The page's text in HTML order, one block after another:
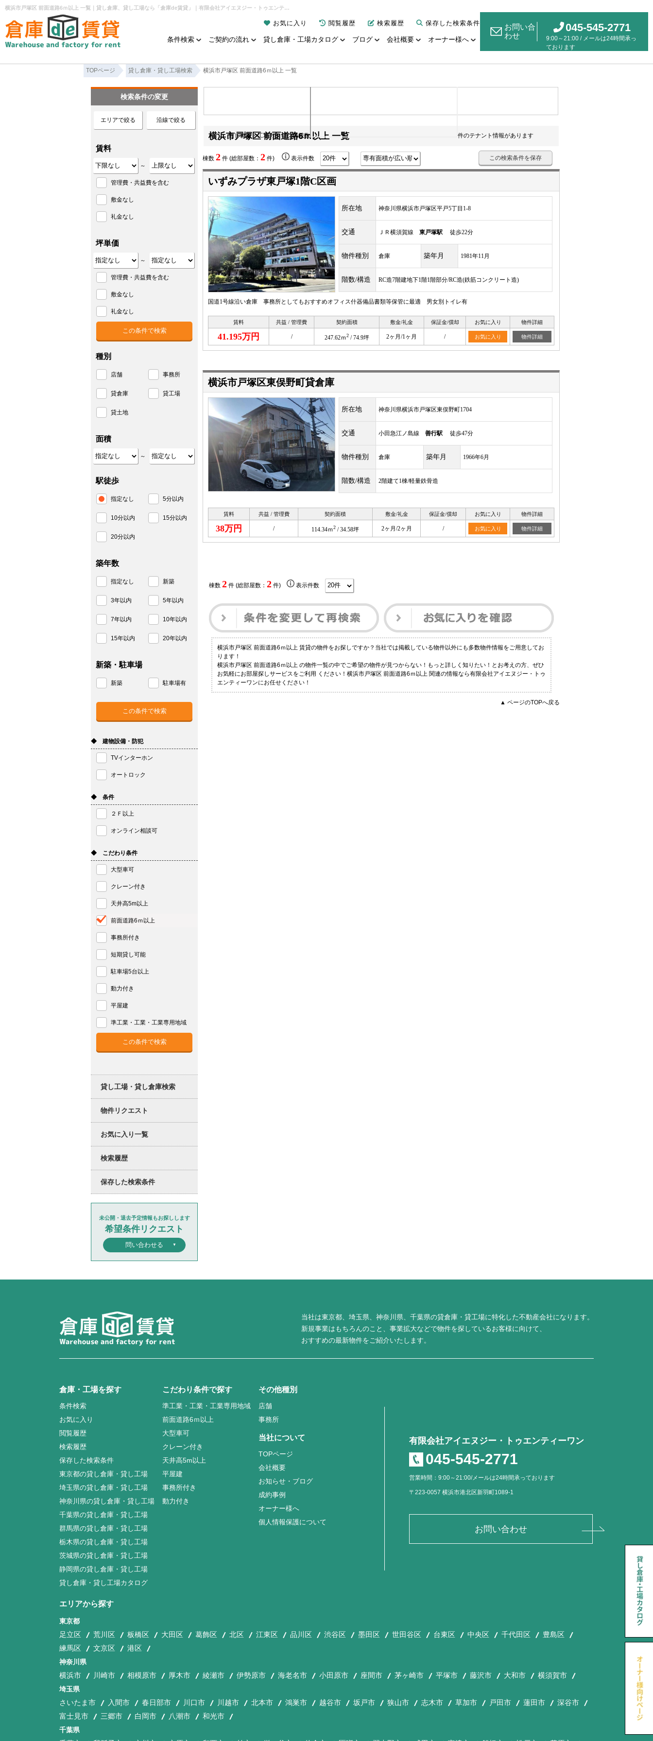
横浜市戸塚区 前面道路6ｍ以上 一覧｜貸し倉庫、貸し工場なら「倉庫de賃貸」｜有限会社アイエヌジー・トゥエンティーワン
お気に入り 閲覧履歴 検索履歴 保存した検索条件
条件検索 ご契約の流れ 貸し倉庫・工場カタログ ブログ 会社概要 オーナー様へ
お問い合
わせ
045-545-2771
9:00～21:00 / メールは24時間承っ
ております
TOPページ 貸し倉庫・貸し工場検索 横浜市戸塚区 前面道路6ｍ以上 一覧
貸し倉庫・工場カタログ掲載数 件のテナント情報があります
横浜市戸塚区 前面道路6ｍ以上 一覧
棟数 2 件 (総部屋数： 2 件) 表示件数 この検索条件を保存
いずみプラザ東戸塚1階C区画
所在地 神奈川県横浜市戸塚区平戸5丁目1-8
交通 ＪＲ横須賀線 東戸塚駅 徒歩22分
物件種別 倉庫 築年月 1981年11月
階数/構造 RC造7階建地下1階1階部分/RC造(鉄筋コンクリート造)
国道1号線沿い倉庫 事務所としてもおすすめオフィス什器備品書類等保管に最適 男女別トイレ有
賃料 共益 / 管理費 契約面積 敷金/礼金 保証金/償却 お気に入り 物件詳細
41.195万円 / 247.62ｍ2/ 74.9坪 2ヶ月/1ヶ月 / お気に入り 物件詳細
横浜市戸塚区東俣野町貸倉庫
所在地 神奈川県横浜市戸塚区東俣野町1704
交通 小田急江ノ島線 善行駅 徒歩47分
物件種別 倉庫 築年月 1966年6月
階数/構造 2階建て1棟/軽量鉄骨造
賃料 共益 / 管理費 契約面積 敷金/礼金 保証金/償却 お気に入り 物件詳細
38万円 / 114.34ｍ2 / 34.58坪 2ヶ月/2ヶ月 / お気に入り 物件詳細
棟数 2件 (総部屋数： 2件) 表示件数
横浜市戸塚区 前面道路6ｍ以上 賃貸の物件をお探しですか？当社では掲載している物件以外にも多数物件情報をご用意してお
ります！
横浜市戸塚区 前面道路6ｍ以上 の物件一覧の中でご希望の物件が見つからない！もっと詳しく知りたい！とお考えの方、ぜひ
お気軽にお部屋探しサービスをご利用 ください！横浜市戸塚区 前面道路6ｍ以上 関連の情報なら有限会社アイエヌジー・トゥ
エンティーワンにお任せください！
▲ ページのTOPへ戻る
検索条件の変更
エリアで絞る 沿線で絞る
賃料
～
管理費・共益費を含む
敷金なし
礼金なし
坪単価
～
管理費・共益費を含む
敷金なし
礼金なし
種別
店舗 事務所
貸倉庫 貸工場
貸土地
面積
～
駅徒歩
指定なし 5分以内
10分以内 15分以内
20分以内
築年数
指定なし 新築
3年以内 5年以内
7年以内 10年以内
15年以内 20年以内
新築・駐車場
新築 駐車場有
◆ 建物設備・防犯
TVインターホン
オートロック
◆ 条件
２Ｆ以上
オンライン相談可
◆ こだわり条件
大型車可
クレーン付き
天井高5m以上
前面道路6ｍ以上
事務所付き
短期貸し可能
駐車場5台以上
動力付き
平屋建
準工業・工業・工業専用地域
貸し工場・貸し倉庫検索
物件リクエスト
お気に入り一覧
検索履歴
保存した検索条件
未公開・退去予定情報もお探しします
希望条件リクエスト
問い合わせる
当社は東京都、埼玉県、神奈川県、千葉県の貸倉庫・貸工場に特化した不動産会社になります。
新規事業はもちろんのこと、事業拡大などで物件を探しているお客様に向けて、
おすすめの最新物件をご紹介いたします。
倉庫・工場を探す
条件検索
お気に入り
閲覧履歴
検索履歴
保存した検索条件
東京都の貸し倉庫・貸し工場
埼玉県の貸し倉庫・貸し工場
神奈川県の貸し倉庫・貸し工場
千葉県の貸し倉庫・貸し工場
群馬県の貸し倉庫・貸し工場
栃木県の貸し倉庫・貸し工場
茨城県の貸し倉庫・貸し工場
静岡県の貸し倉庫・貸し工場
貸し倉庫・貸し工場カタログ
こだわり条件で探す
準工業・工業・工業専用地域
前面道路6ｍ以上
大型車可
クレーン付き
天井高5m以上
平屋建
事務所付き
動力付き
その他種別
店舗
事務所
当社について
TOPページ
会社概要
お知らせ・ブログ
成約事例
オーナー様へ
個人情報保護について
有限会社アイエヌジー・トゥエンティーワン
045-545-2771
営業時間：9:00～21:00/メールは24時間承っております
〒223-0057 横浜市港北区新羽町1089-1
お問い合わせ
エリアから探す
東京都
足立区 荒川区 板橋区 大田区 葛飾区 北区 江東区 品川区 渋谷区 墨田区 世田谷区 台東区 中央区 千代田区
豊島区
練馬区
文京区 港区
神奈川県
横浜市 川崎市 相模原市 厚木市 綾瀬市 伊勢原市 海老名市 小田原市 座間市 茅ヶ崎市 平塚市 藤沢市 大和市 横須賀市
埼玉県
さいたま市 入間市 春日部市 川口市 川越市 北本市 鴻巣市 越谷市 坂戸市 狭山市 志木市 草加市 戸田市 蓮田市
深谷市
富士見市
三郷市 白岡市 八潮市 和光市
千葉県